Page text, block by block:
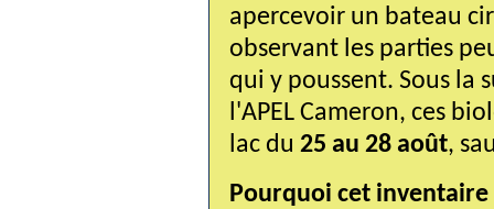
apercevoir un bateau
observant les parties
qui y poussent. Sous la
l'APEL Cameron, ces
lac du 25 au 28 août,
Pourquoi cet